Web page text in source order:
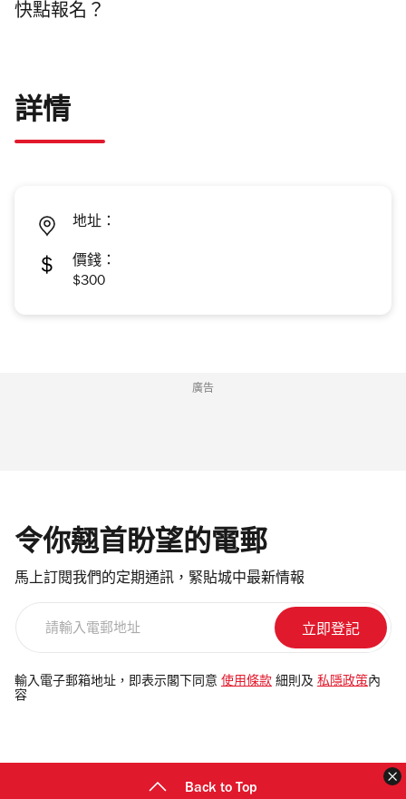
快點報名？
詳情
地址：
價錢：
$300
廣告
令你翹首盼望的電郵
馬上訂閱我們的定期通訊，緊貼城中最新情報
電
郵
輸入電子郵箱地址，即表示閣下同意 使用條款 細則及 私隱政策 內
容
Back to Top